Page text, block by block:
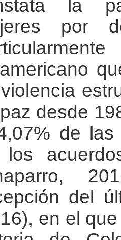
la
por
desde
de las
del
en el